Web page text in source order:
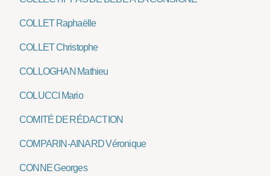
COLLET Raphaëlle
COLLET Christophe
COLLOGHAN Mathieu
COLUCCI Mario
COMITÉ DE RÉDACTION
COMPARIN-AINARD Véronique
CONNE Georges